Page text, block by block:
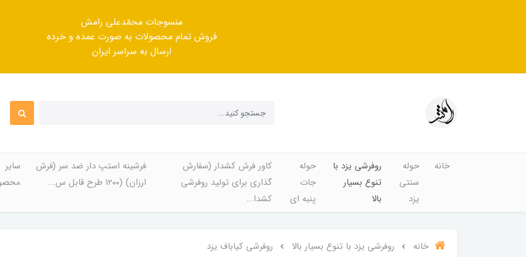
منسوجات محمّدعلی رامش
فروش تمام محصولات به صورت عمده و خرده
ارسال به سراسر ایران
خانه
حوله
سنتی
یزد
روفرشی یزد با
تنوع بسیار
بالا
حوله
جات
پنبه ای
کاور فرش کشدار (سفارش
گذاری برای تولید روفرشی
کشدا...
فرشینه استپ دار ضد سر (فرش
ارزان) (۱۲۰۰ طرح قابل س...
سایر
خانه روفرشی یزد با تنوع بسیار بالا روفرشی کیاباف یزد